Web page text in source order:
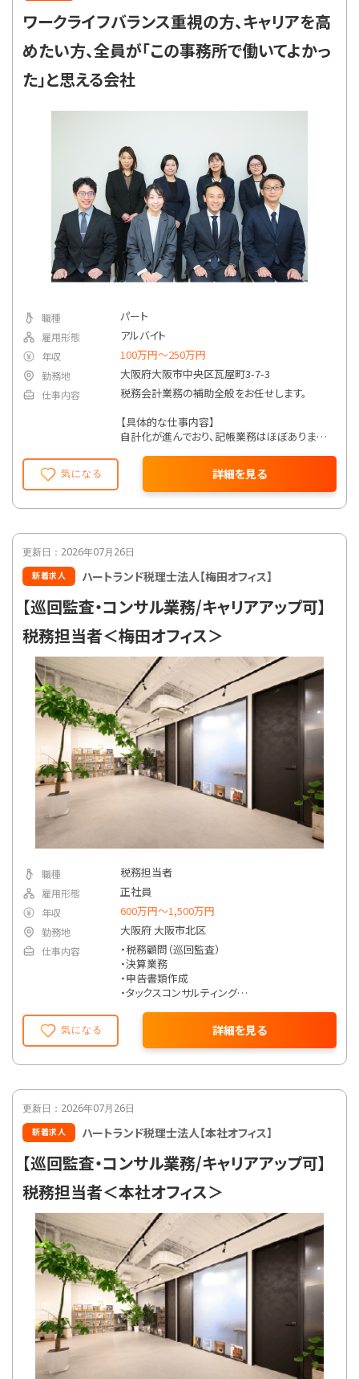
ワークライフバランス重視の方、キャリアを高
めたい方、全員が「この事務所で働いてよかっ
た」と思える会社
気になる 詳細を見る
職種 パート
雇用形態 アルバイト
年収 100万円〜250万円
勤務地 大阪府大阪市中央区瓦屋町3-7-3
仕事内容
税務会計業務の補助全般をお任せします。
【具体的な仕事内容】
自計化が進んでおり、記帳業務はほぼありませ
そのため仕訳・入力や各種データの作成や管理
も携わっていただきます。
ご経験により、お任せできる方には、申告書作成
までご対応いただきます。
での業務を通じてそうした業務まで活躍の場を
広げていただけます。
【在宅勤務制度】
・入社から1年後より、週2日を限度に在宅勤務
【業務内容】
雇入れ直後：税務会計補助業務全般、庶務業務
変更の範囲：業務範囲の限定はない
【就業場所】
雇入れ直後：本社
変更の範囲：勤務場所の限定はない
更新日：2026年07月26日
新着求人 ハートランド税理士法人【梅田オフィス】
【巡回監査・コンサル業務/キャリアアップ可】
税務担当者＜梅田オフィス＞
気になる 詳細を見る
職種 税務担当者
雇用形態 正社員
年収 600万円〜1,500万円
勤務地 大阪府 大阪市北区
仕事内容
・税務顧問（巡回監査）
・決算業務
・申告書類作成
・タックスコンサルティング
・クラウド会計導入支援
※上記以外にも、経験年数や勤続年数、本人の
要望に応じて資金調達支援や相続対策、組織
更新日：2026年07月26日
新着求人 ハートランド税理士法人【本社オフィス】
【巡回監査・コンサル業務/キャリアアップ可】
税務担当者＜本社オフィス＞